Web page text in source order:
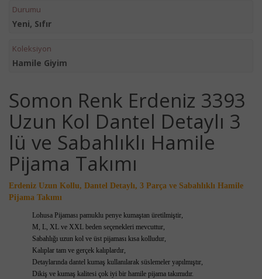
Durumu
Yeni, Sıfır
Koleksiyon
Hamile Giyim
Somon Renk Erdeniz 3393
Uzun Kol Dantel Detaylı 3
lü ve Sabahlıklı Hamile
Pijama Takımı
Erdeniz Uzun Kollu, Dantel Detaylı, 3 Parça ve Sabahlıklı Hamile
Pijama Takımı
Lohusa Pijaması pamuklu penye kumaştan üretilmiştir,
M, L, XL ve XXL beden seçenekleri mevcuttur,
Sabahlığı uzun kol ve üst pijaması kısa kolludur,
Kalıplar tam ve gerçek kalıplardır,
Detaylarında dantel kumaş kullanılarak süslemeler yapılmıştır,
Dikiş ve kumaş kalitesi çok iyi bir hamile pijama takımıdır.